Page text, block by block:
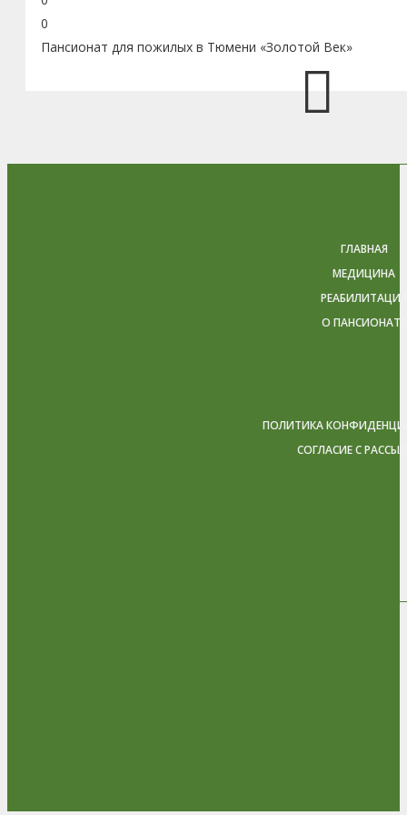
0
Пансионат для пожилых в Тюмени «Золотой Век»
ГЛАВНАЯ
МЕДИЦИНА
РЕАБИЛИТАЦИЯ
О ПАНСИОНАТЕ
ПОЛИТИКА
СОГЛАСИЕ С